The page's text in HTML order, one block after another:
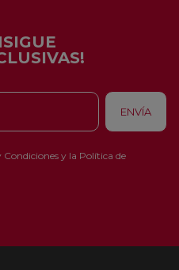
Condicionesy la Política de